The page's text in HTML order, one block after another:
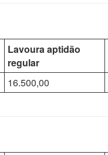
Lavoura aptidão
regular
16.500,00